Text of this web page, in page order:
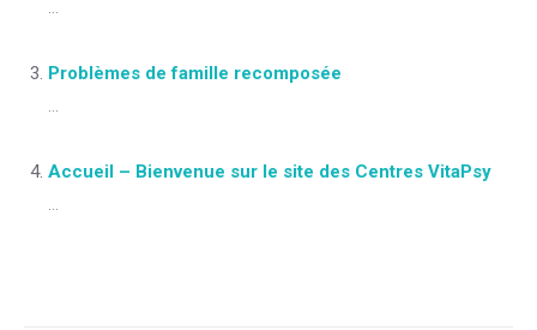
...
Problèmes de famille recomposée
...
Accueil – Bienvenue sur le site des Centres VitaPsy
...